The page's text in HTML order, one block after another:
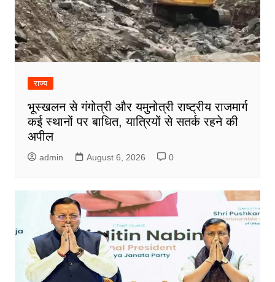
राज्य
भूस्खलन से गंगोत्री और यमुनोत्री राष्ट्रीय राजमार्ग
कई स्थानों पर बाधित, यात्रियों से सतर्क रहने की
अपील
admin August 6, 2026 0